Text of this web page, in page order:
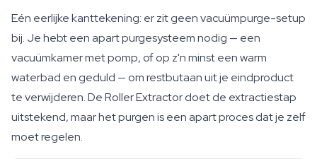
Eén eerlijke kanttekening: er zit geen vacuümpurge-setup
bij. Je hebt een apart purgesysteem nodig — een
vacuümkamer met pomp, of op z'n minst een warm
waterbad en geduld — om restbutaan uit je eindproduct
te verwijderen. De Roller Extractor doet de extractiestap
uitstekend, maar het purgen is een apart proces dat je zelf
moet regelen.